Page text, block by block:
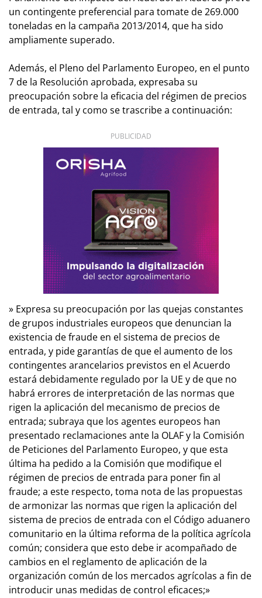
un contingente preferencial para tomate de 269.000
toneladas en la campaña 2013/2014, que ha sido
ampliamente superado.
Además, el Pleno del Parlamento Europeo, en el punto
7 de la Resolución aprobada, expresaba su
preocupación sobre la eficacia del régimen de precios
de entrada, tal y como se trascribe a continuación:
PUBLICIDAD
» Expresa su preocupación por las quejas constantes
de grupos industriales europeos que denuncian la
existencia de fraude en el sistema de precios de
entrada, y pide garantías de que el aumento de los
contingentes arancelarios previstos en el Acuerdo
estará debidamente regulado por la UE y de que no
habrá errores de interpretación de las normas que
rigen la aplicación del mecanismo de precios de
entrada; subraya que los agentes europeos han
presentado reclamaciones ante la OLAF y la Comisión
de Peticiones del Parlamento Europeo, y que esta
última ha pedido a la Comisión que modifique el
régimen de precios de entrada para poner fin al
fraude; a este respecto, toma nota de las propuestas
de armonizar las normas que rigen la aplicación del
sistema de precios de entrada con el Código aduanero
comunitario en la última reforma de la política agrícola
común; considera que esto debe ir acompañado de
cambios en el reglamento de aplicación de la
organización común de los mercados agrícolas a fin de
introducir unas medidas de control eficaces;»